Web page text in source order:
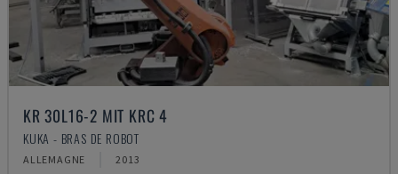
KR 30L16-2 MIT KRC 4
KUKA - BRAS DE ROBOT
ALLEMAGNE 2013